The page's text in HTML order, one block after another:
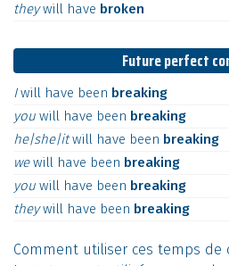
theywill have broken
Future perfect
Iwill have been breaking
you will have been breaking
he|she|itwill have been breaking
wewill have been breaking
you will have been breaking
theywill have been breaking
Comment utiliser ces temps de